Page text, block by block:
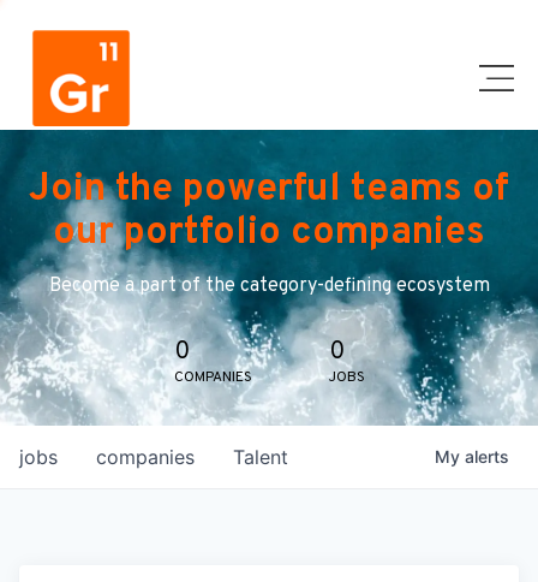
Join the powerful teams of
our portfolio companies
Become a part of the category-defining ecosystem
0
COMPANIES
0
JOBS
jobs companies Talent My alerts